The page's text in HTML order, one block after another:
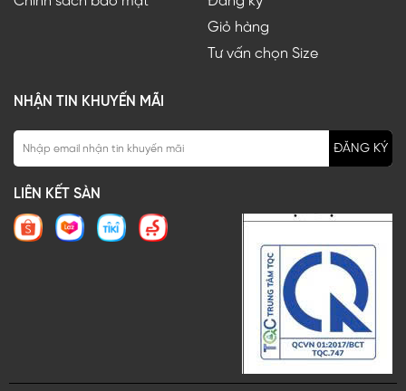
Giỏ hàng
Tư vấn chọn Size
NHẬN TIN KHUYẾN MÃI
ĐĂNG KÝ
LIÊN KẾT SÀN